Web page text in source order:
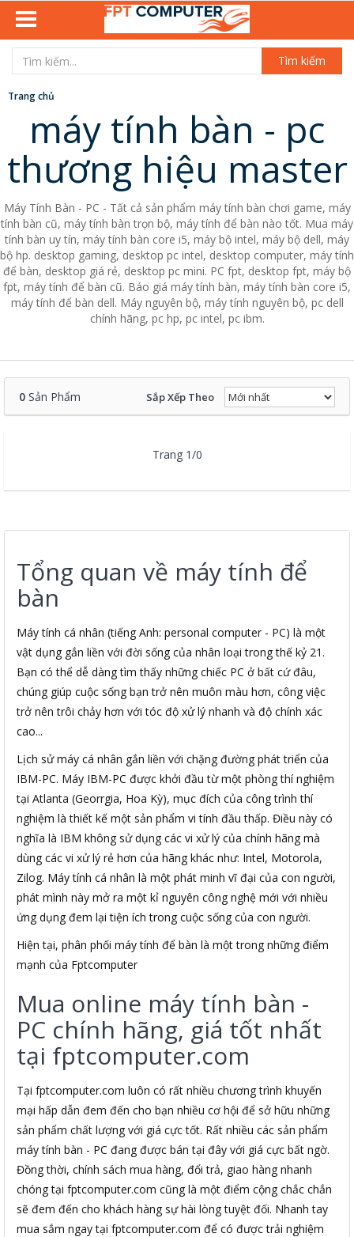
Tìm kiếm
Trang chủ
máy tính bàn - pc
thương hiệu master
Máy Tính Bàn - PC - Tất cả sản phẩm máy tính bàn chơi game, máy
tính bàn cũ, máy tính bàn trọn bộ, máy tính để bàn nào tốt. Mua máy
tính bàn uy tín, máy tính bàn core i5, máy bộ intel, máy bộ dell, máy
bộ hp. desktop gaming, desktop pc intel, desktop computer, máy tính
để bàn, desktop giá rẻ, desktop pc mini. PC fpt, desktop fpt, máy bộ
fpt, máy tính để bàn cũ. Báo giá máy tính bàn, máy tính bàn core i5,
máy tính để bàn dell. Máy nguyên bộ, máy tính nguyên bộ, pc dell
chính hãng, pc hp, pc intel, pc ibm.
0 Sản Phẩm Sắp Xếp Theo
Trang 1/0
Tổng quan về máy tính để
bàn
Máy tính cá nhân (tiếng Anh: personal computer - PC) là một
vật dụng gắn liền với đời sống của nhân loại trong thế kỷ 21.
Bạn có thể dễ dàng tìm thấy những chiếc PC ở bất cứ đâu,
chúng giúp cuộc sống bạn trở nên muôn màu hơn, công việc
trở nên trôi chảy hơn với tóc độ xử lý nhanh và độ chính xác
cao...
Lịch sử máy cá nhân gắn liền với chặng đường phát triển của
IBM-PC. Máy IBM-PC được khởi đầu từ một phòng thí nghiệm
tại Atlanta (Georrgia, Hoa Kỳ), mục đích của công trình thí
nghiệm là thiết kế một sản phẩm vi tính đầu thấp. Điều này có
nghĩa là IBM không sử dụng các vi xử lý của chính hãng mà
dùng các vi xử lý rẻ hơn của hãng khác như: Intel, Motorola,
Zilog. Máy tính cá nhân là một phát minh vĩ đại của con người,
phát mình này mở ra một kỉ nguyên công nghệ mới với nhiều
ứng dụng đem lại tiện ích trong cuộc sống của con người.
Hiện tại, phân phối máy tính để bàn là một trong những điểm
mạnh của Fptcomputer
Mua online máy tính bàn -
PC chính hãng, giá tốt nhất
tại fptcomputer.com
Tại fptcomputer.com luôn có rất nhiều chương trình khuyến
mại hấp dẫn đem đến cho bạn nhiều cơ hội để sở hữu những
sản phẩm chất lượng với giá cực tốt. Rất nhiều các sản phẩm
máy tính bàn - PC đang được bán tại đây với giá cực bất ngờ.
Đồng thời, chính sách mua hàng, đổi trả, giao hàng nhanh
chóng tại fptcomputer.com cũng là một điểm cộng chắc chắn
sẽ đem đến cho khách hàng sự hài lòng tuyệt đối. Nhanh tay
mua sắm ngay tại fptcomputer.com để có được trải nghiệm